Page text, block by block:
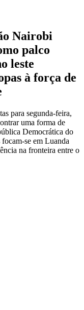
Nairobi
palco
leste
à força de
para segunda-feira,
uma forma de
Democrática do
se em Luanda
na fronteira entre o